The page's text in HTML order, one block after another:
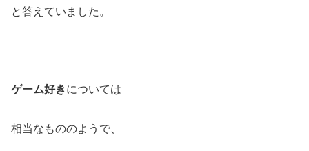
と答えていました。
ゲーム好きについては
相当なもののようで、